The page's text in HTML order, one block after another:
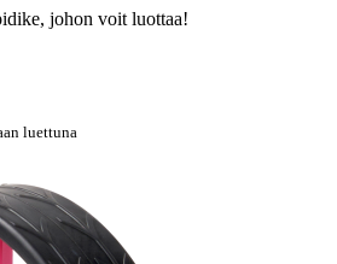
johon voit luottaa!
luettuna